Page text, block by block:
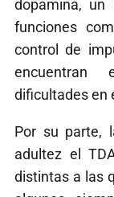
dopamina, un
funciones
control de
encuentran
dificultades en
Por su parte,
adultez el
distintas a las